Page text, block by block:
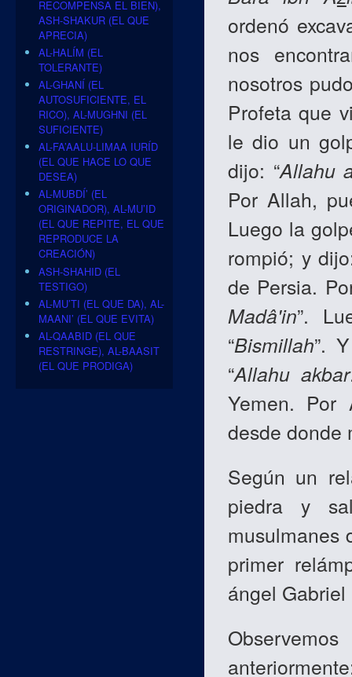
ordenó
nos
nosotros
Profeta que
le dio un
dijo: “Allahu
Por Allah,
Luego la
rompió; y
de Persia.
Madâ'in”.
“Bismillah”.
“Allahu akbar
Yemen.
desde donde
Según un
piedra y
musulmanes
primer
ángel
RECOMPENSA EL BIEN),
ASH-SHAKUR (EL QUE
APRECIA)
AL-HALÍM (EL
TOLERANTE)
AL-GHANÍ (EL
AUTOSUFICIENTE, EL
RICO), AL-MUGHNI (EL
SUFICIENTE)
AL-FA’AALU-LIMAA IURÍD
(EL QUE HACE LO QUE
DESEA)
AL-MUBDÍ’ (EL
ORIGINADOR), AL-MU’ID
(EL QUE REPITE, EL QUE
REPRODUCE LA
CREACIÓN)
ASH-SHAHID (EL
TESTIGO)
AL-MU’TI (EL QUE DA), AL-
MAANI’ (EL QUE EVITA)
AL-QAABID (EL QUE
RESTRINGE), AL-BAASIT
(EL QUE PRODIGA)